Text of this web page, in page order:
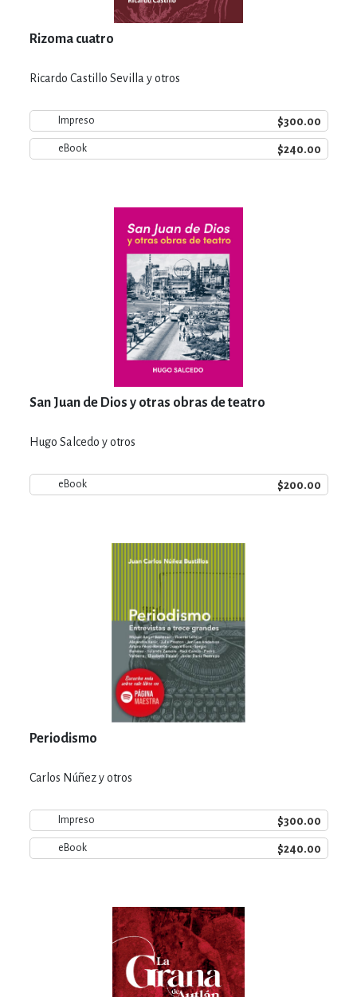
Rizoma cuatro
Ricardo Castillo Sevilla y otros
Impreso $300.00
eBook $240.00
San Juan de Dios y otras obras de teatro
Hugo Salcedo y otros
eBook $200.00
Periodismo
Carlos Núñez y otros
Impreso $300.00
eBook $240.00